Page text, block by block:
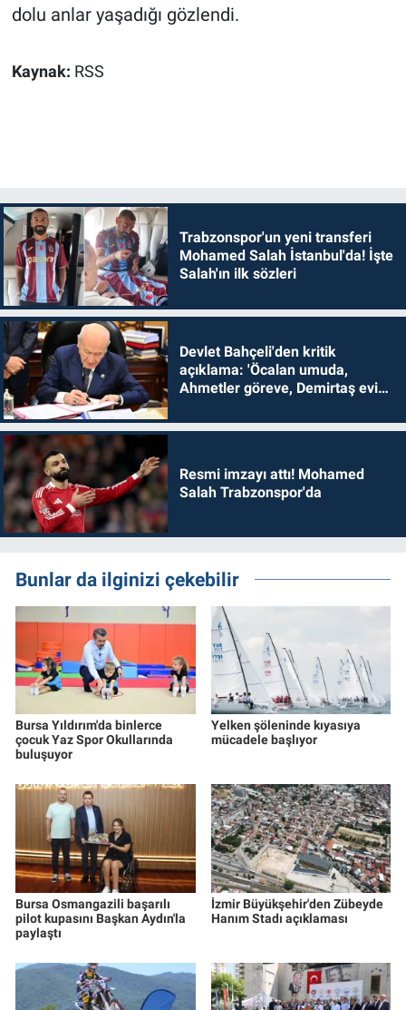
dolu anlar yaşadığı gözlendi.
Kaynak: RSS
Trabzonspor'un yeni transferi
Mohamed Salah İstanbul'da! İşte
Salah'ın ilk sözleri
Devlet Bahçeli'den kritik
açıklama: 'Öcalan umuda,
Ahmetler göreve, Demirtaş evine
Resmi imzayı attı! Mohamed
Salah Trabzonspor'da
Bunlar da ilginizi çekebilir
Bursa Yıldırım'da binlerce
çocuk Yaz Spor Okullarında
buluşuyor
Yelken şöleninde kıyasıya
mücadele başlıyor
Bursa Osmangazili başarılı
pilot kupasını Başkan Aydın'la
paylaştı
İzmir Büyükşehir'den Zübeyde
Hanım Stadı açıklaması